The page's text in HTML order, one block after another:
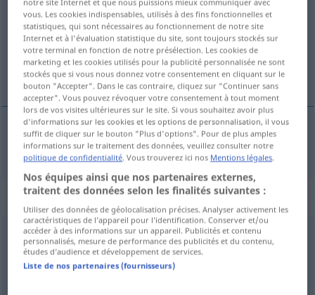
Vue d'ensemble de toutes les traductions
(Pour plus d'informations, cliquez sur/touchez la traduction)
dai colori sfarzosi
colori sfarzosi farbenprächtig
Synonymes de "farbenprächtig"
bonbonfarben,knallig,knallbunt (ugs.)
vous. Les cookies indispensables, utilisés à des fins fonctionnelles et
statistiques, qui sont nécessaires au fonctionnement de notre site
Internet et à l'évaluation statistique du site, sont toujours stockés sur
votre terminal en fonction de notre présélection. Les cookies de
marketing et les cookies utilisés pour la publicité personnalisée ne sont
stockés que si vous nous donnez votre consentement en cliquant sur le
bouton "Accepter". Dans le cas contraire, cliquez sur "Continuer sans
accepter". Vous pouvez révoquer votre consentement à tout moment
lors de vos visites ultérieures sur le site. Si vous souhaitez avoir plus
d'informations sur les cookies et les options de personnalisation, il vous
suffit de cliquer sur le bouton "Plus d'options". Pour de plus amples
informations sur le traitement des données, veuillez consulter notre
politique de confidentialité . Vous trouverez ici nos Mentions légales
Nos équipes ainsi que nos partenaires externes,
traitent des données selon les finalités suivantes :
Utiliser des données de géolocalisation précises. Analyser activement les
caractéristiques de l’appareil pour l’identification. Conserver et/ou
accéder à des informations sur un appareil. Publicités et contenu
personnalisés, mesure de performance des publicités et du contenu,
études d’audience et développement de services.
Liste de nos partenaires (fournisseurs)